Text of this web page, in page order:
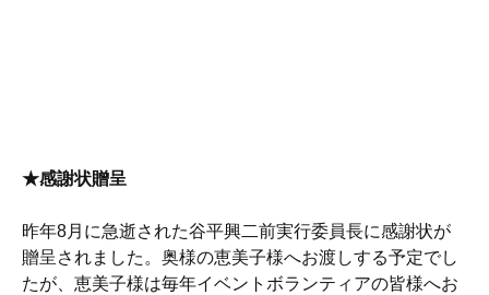
★感謝状贈呈
昨年8月に急逝された谷平興二前実行委員長に感謝状が
贈呈されました。奥様の恵美子様へお渡しする予定でし
たが、恵美子様は毎年イベントボランティアの皆様へお